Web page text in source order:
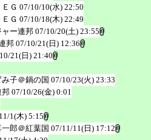
Ｇ 07/10/10(水) 22:50
Ｇ 07/10/18(木) 22:49
ー連邦 07/10/20(土) 23:55
邦 07/10/21(日) 12:36
21(日) 21:40
子＠鍋の国 07/10/23(火) 23:33
邦 07/10/26(金) 0:01
1(木) 5:15
郎＠紅葉国 07/11/11(日) 17:12